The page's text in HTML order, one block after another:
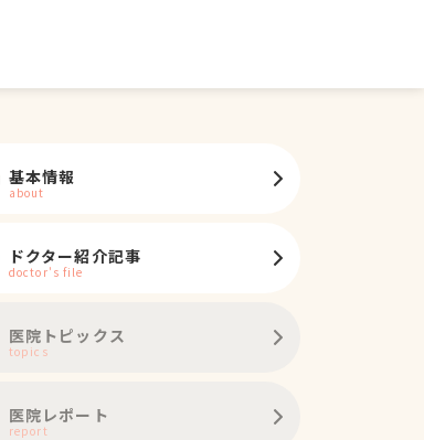
基本情報
about
ドクター紹介記事
doctor's file
医院トピックス
topics
医院レポート
report